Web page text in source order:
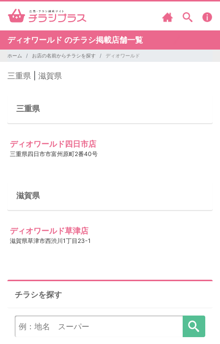
ディオワールド のチラシ掲載店舗一覧
ホーム お店の名前からチラシを探す ディオワールド
三重県 滋賀県
三重県
ディオワールド四日市店
三重県四日市市富州原町2番40号
滋賀県
ディオワールド草津店
滋賀県草津市西渋川1丁目23-1
チラシを探す